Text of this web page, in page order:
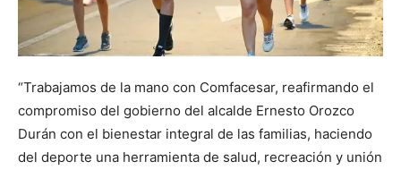
“Trabajamos de la mano con Comfacesar, reafirmando el
compromiso del gobierno del alcalde Ernesto Orozco
Durán con el bienestar integral de las familias, haciendo
del deporte una herramienta de salud, recreación y unión